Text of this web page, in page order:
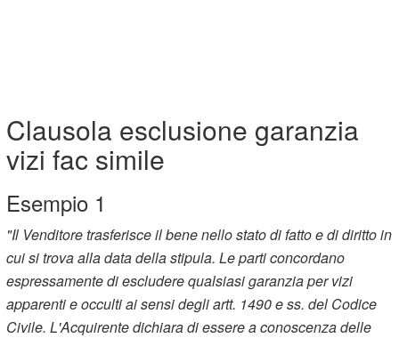
Clausola esclusione garanzia
vizi fac simile
Esempio 1
"Il Venditore trasferisce il bene nello stato di fatto e di diritto in
cui si trova alla data della stipula. Le parti concordano
espressamente di escludere qualsiasi garanzia per vizi
apparenti e occulti ai sensi degli artt. 1490 e ss. del Codice
Civile. L'Acquirente dichiara di essere a conoscenza delle